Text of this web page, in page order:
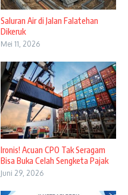
Saluran Air di Jalan Falatehan
Dikeruk
Mei 11, 2026
Ironis! Acuan CPO Tak Seragam
Bisa Buka Celah Sengketa Pajak
Juni 29, 2026